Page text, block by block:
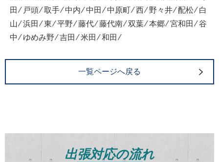
田 ⁄ 戸頭 ⁄ 取手 ⁄ 中内 ⁄ 中田 ⁄ 中原町 ⁄ 西 ⁄ 野々井 ⁄ 配松 ⁄ 白
山 ⁄ 浜田 ⁄ 東 ⁄ 平野 ⁄ 藤代 ⁄ 藤代南 ⁄ 双葉 ⁄ 本郷 ⁄ 宮和田 ⁄ 谷
中 ⁄ ゆめみ野 ⁄ 吉田 ⁄ 米田 ⁄ 和田 ⁄
一覧ページへ戻る
出張対応の流れ